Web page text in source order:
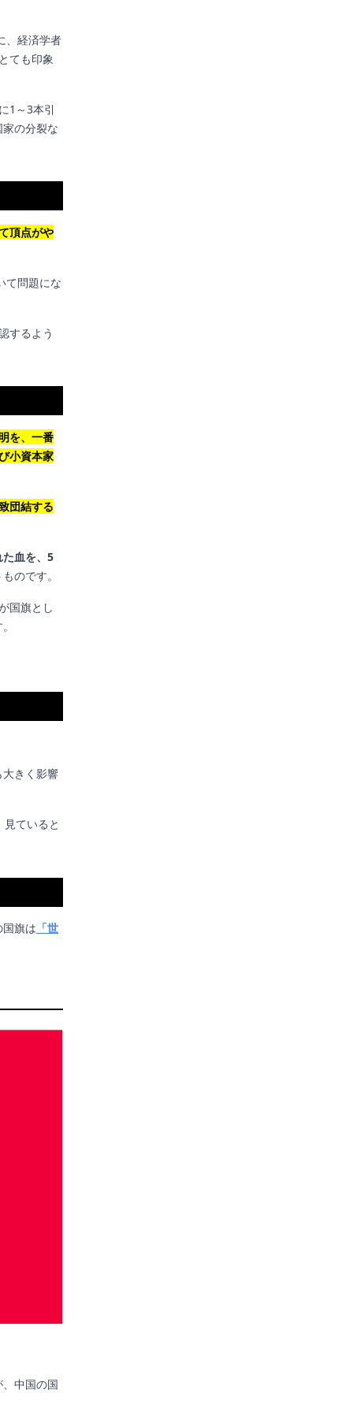
、経済学者
ても印象
1～3本引
の分裂な
頂点がや
て問題にな
するよう
を、一番
小資本家
団結する
血を、5
のです。
国旗とし
きく影響
ていると
旗は 「世
中国の国